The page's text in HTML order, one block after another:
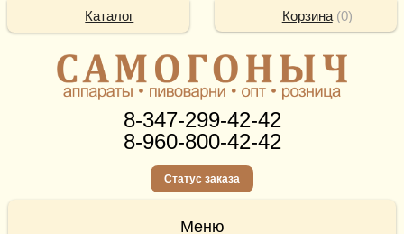
8-347-299-42-42
8-960-800-42-42
Статус заказа
Корзина(0)
Каталог